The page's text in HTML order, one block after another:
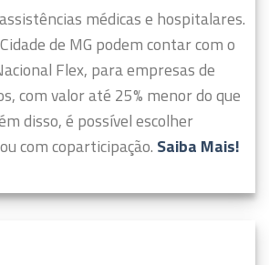
médicas e hospitalares.
de MG podem contar com o
Flex, para empresas de
com valor até 25% menor do que
disso, é possível escolher
com coparticipação. Saiba Mais!